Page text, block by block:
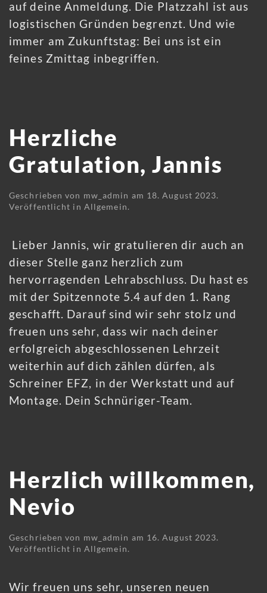
auf deine Anmeldung. Die Platzzahl ist aus
logistischen Gründen begrenzt. Und wie
immer am Zukunftstag: Bei uns ist ein
feines Zmittag inbegriffen.
Herzliche
Gratulation, Jannis
Geschrieben von mw_admin am 18. August 2023.
Veröffentlicht in Allgemein.
Lieber Jannis, wir gratulieren dir auch an
dieser Stelle ganz herzlich zum
hervorragenden Lehrabschluss. Du hast es
mit der Spitzennote 5.4 auf den 1. Rang
geschafft. Darauf sind wir sehr stolz und
freuen uns sehr, dass wir nach deiner
erfolgreich abgeschlossenen Lehrzeit
weiterhin auf dich zählen dürfen, als
Schreiner EFZ, in der Werkstatt und auf
Montage. Dein Schnüriger-Team.
Herzlich willkommen,
Nevio
Geschrieben von mw_admin am 16. August 2023.
Veröffentlicht in Allgemein.
Wir freuen uns sehr, unseren neuen